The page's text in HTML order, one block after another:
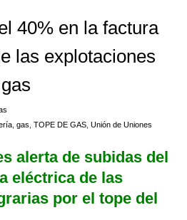
40% en la factura
las explotaciones
, gas TOPE DE GAS, Unión de Uniones
alerta de subidas del
eléctrica de las
por el tope del